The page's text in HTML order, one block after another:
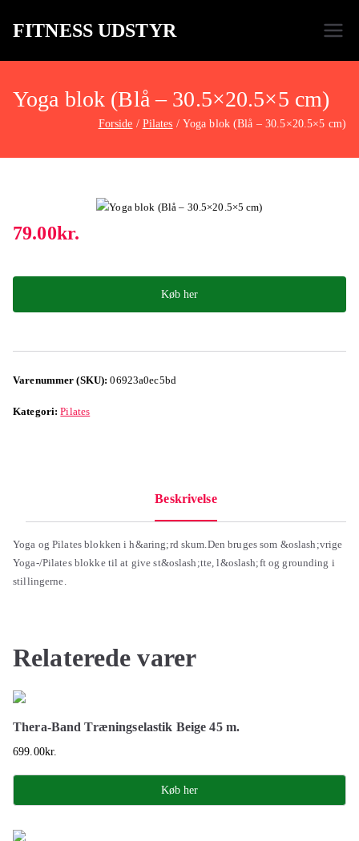
FITNESS UDSTYR
Yoga blok (Blå – 30.5×20.5×5 cm)
Forside Pilates Yoga blok (Blå – 30.5×20.5×5 cm)
79.00kr.
Køb her
Varenummer (SKU):06923a0ec5bd
Kategori:Pilates
Beskrivelse
Yoga og Pilates blokken i h&aring;rd skum.Den bruges som &oslash;vrige
Yoga-/Pilates blokke til at give st&oslash;tte, l&oslash;ft og grounding i
stillingerne.
Relaterede varer
Thera-Band Træningselastik Beige 45 m.
699.00kr.
Køb her